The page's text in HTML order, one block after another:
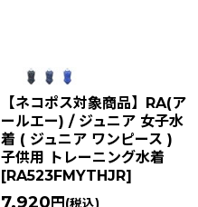
【ネコポス対象商品】RA(ア
ールエー) / ジュニア 女子水
着 ( ジュニア ワンピース )
子供用 トレーニング水着
[RA523FMYTHJR]
7,920 円 (税込)